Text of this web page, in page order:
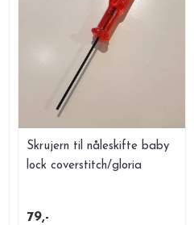
Skrujern til nåleskifte baby
lock coverstitch/gloria
79,-